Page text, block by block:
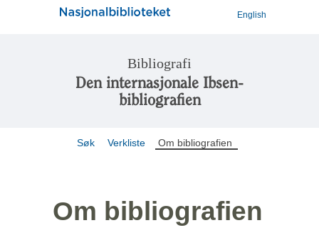
English
Bibliografi
Den internasjonale Ibsen-
bibliografien
Søk Verkliste Om bibliografien
Om bibliografien